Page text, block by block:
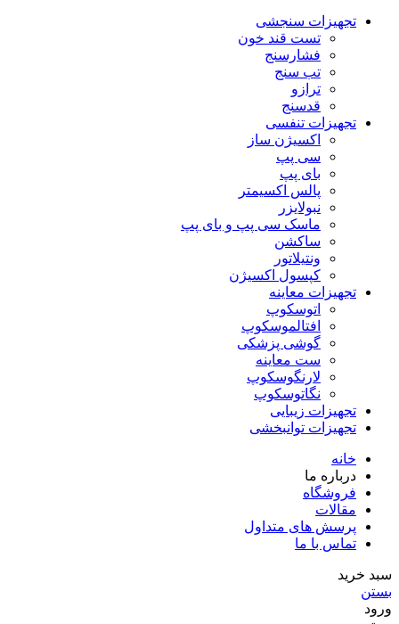
تجهیزات سنجشی
تست قند خون
فشارسنج
تب سنج
ترازو
قدسنج
تجهیزات تنفسی
اکسیژن ساز
سی پپ
بای پپ
پالس اکسیمتر
نبولایزر
ماسک سی پپ و بای پپ
ساکشن
ونتیلاتور
کپسول اکسیژن
تجهیزات معاینه
اتوسکوپ
افتالموسکوپ
گوشی پزشکی
ست معاینه
لارنگوسکوپ
نگاتوسکوپ
تجهیزات زیبایی
تجهیزات توانبخشی
خانه
درباره ما
فروشگاه
مقالات
پرسش های متداول
تماس با ما
سبد خرید
بستن
ورود